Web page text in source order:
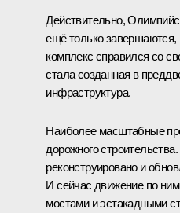
Действительно,
ещё только завершаются,
комплекс справился со
стала созданная в
инфраструктура.
Наиболее масштабные
дорожного
реконструировано и
И сейчас движение по
мостами и эстакадными